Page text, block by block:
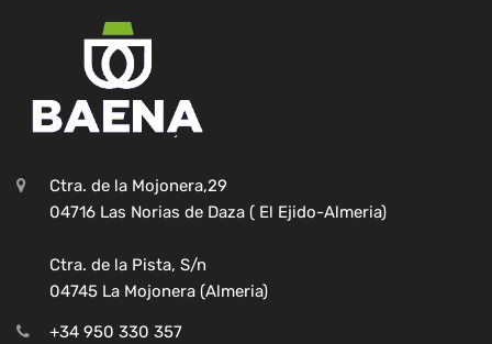
Ctra. de la Mojonera,29
04716 Las Norias de Daza ( El Ejido-Almeria)
Ctra. de la Pista, S/n
04745 La Mojonera (Almeria)
+34 950 330 357